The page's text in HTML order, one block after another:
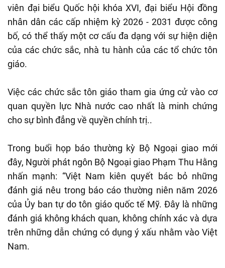
viên đại biểu Quốc hội khóa XVI, đại biểu Hội đồng
nhân dân các cấp nhiệm kỳ 2026 - 2031 được công
bố, có thể thấy một cơ cấu đa dạng với sự hiện diện
của các chức sắc, nhà tu hành của các tổ chức tôn
giáo.
Việc các chức sắc tôn giáo tham gia ứng cử vào cơ
quan quyền lực Nhà nước cao nhất là minh chứng
cho sự bình đẳng về quyền chính trị..
Trong buổi họp báo thường kỳ Bộ Ngoại giao mới
đây, Người phát ngôn Bộ Ngoại giao Phạm Thu Hằng
nhấn mạnh: “Việt Nam kiên quyết bác bỏ những
đánh giá nêu trong báo cáo thường niên năm 2026
của Ủy ban tự do tôn giáo quốc tế Mỹ. Đây là những
đánh giá không khách quan, không chính xác và dựa
trên những dẫn chứng có dụng ý xấu nhằm vào Việt
Nam.